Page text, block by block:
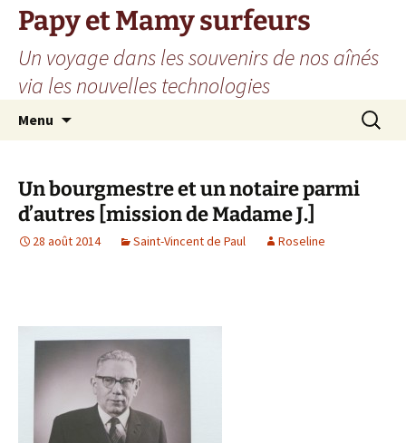
Aller
contenu
Papy et Mamy surfeurs
Un voyage dans les souvenirs de nos aînés
via les nouvelles technologies
Menu
Un bourgmestre et un notaire parmi
d’autres [mission de Madame J.]
28 août 2014 Saint-Vincent de Paul Roseline